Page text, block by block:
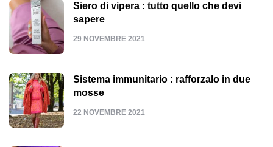
Siero di vipera : tutto quello che devi
sapere
29 NOVEMBRE 2021
Sistema immunitario : rafforzalo in due
mosse
22 NOVEMBRE 2021